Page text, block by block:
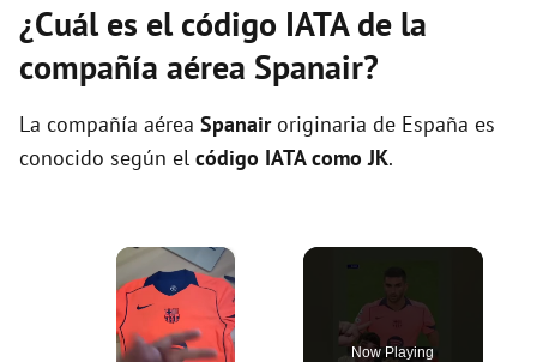
¿Cuál es el código IATA de la
compañía aérea Spanair?
La compañía aérea Spanairoriginaria de España es
conocido según el código IATA como JK.
×
Now Playing